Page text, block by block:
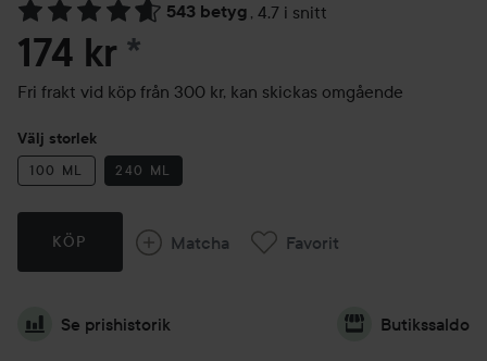
543 betyg , 4.7 i snitt
Hoppa till Betyg & kommentarer
174 kr *
Fri frakt vid köp från 300 kr, kan skickas omgående
Välj storlek
100 ML 240 ML
KÖP Matcha Favorit
Se prishistorik Butikssaldo